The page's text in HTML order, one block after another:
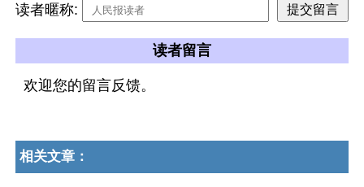
读者暱称:
读者留言
欢迎您的留言反馈。
相关文章：